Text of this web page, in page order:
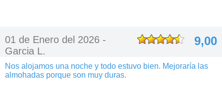
01 de Enero del 2026 -
Garcia L.
9,00
Nos alojamos una noche y todo estuvo bien. Mejoraría las
almohadas porque son muy duras.